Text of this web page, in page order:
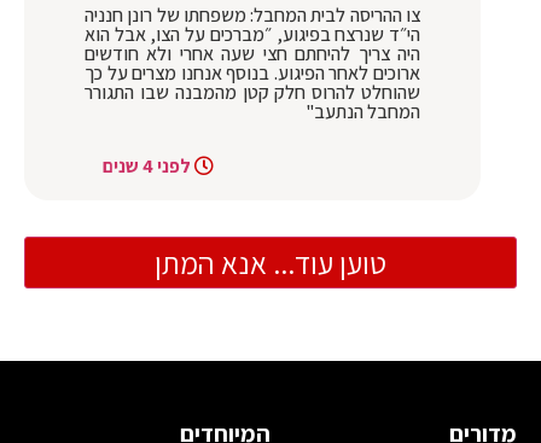
צו ההריסה לבית המחבל: משפחתו של רונן חנניה
הי״ד שנרצח בפיגוע, ״מברכים על הצו, אבל הוא
היה צריך להיחתם חצי שעה אחרי ולא חודשים
ארוכים לאחר הפיגוע. בנוסף אנחנו מצרים על כך
שהוחלט להרוס חלק קטן מהמבנה שבו התגורר
המחבל הנתעב"
לפני 4 שנים
טוען עוד... אנא המתן
מדורים המיוחדים